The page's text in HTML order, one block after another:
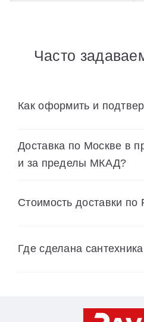
Часто
Как оформить и
Доставка по Москве в
и за пределы МКАД?
Cтоимость доставки по
Где сделана